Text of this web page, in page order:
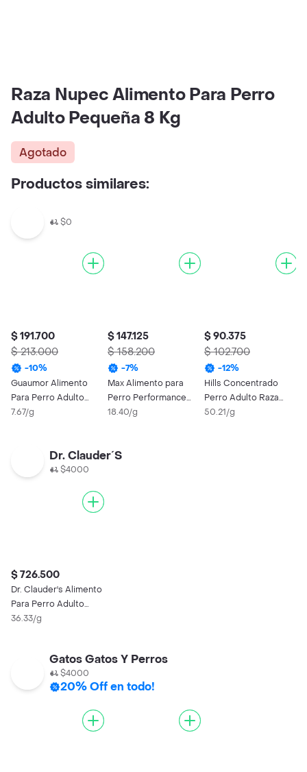
Raza Nupec Alimento Para Perro
Adulto Pequeña 8 Kg
Agotado
Productos similares:
$0
$ 191.700
$ 213.000
-10%
Guaumor Alimento
Para Perro Adulto
Raza Mediana y
7.67/g
$ 147.125
$ 158.200
-7%
Max Alimento para
Perro Performance
Adulto Raza Pequeña
18.40/g
$ 90.375
$ 102.700
-12%
Hills Concentrado
Perro Adulto Raza
Pequeña Sensible 1.8
50.21/g
Dr. Clauder´S
$4000
$ 726.500
Dr. Clauder's Alimento
Para Perro Adulto
Raza Grande
36.33/g
Gatos Gatos Y Perros
$4000
20% Off en todo!